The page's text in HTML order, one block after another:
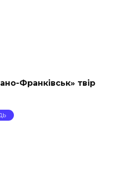
Франківськ» твір